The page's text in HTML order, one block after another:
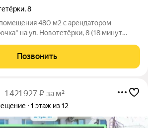
,8
480 м2 с арендатором
на ул. Новотетёрки, 8 (18 минут
открытая планировка, отдельный
потолка
Позвонить
1 421 927 ₽ за м²
1 этаж из 12